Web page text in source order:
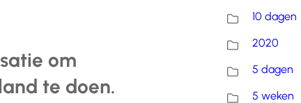
om
te doen.
10 dagen
2020
5 dagen
5 weken